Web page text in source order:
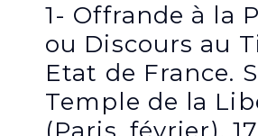
1- Offrande à la
ou Discours au
Etat de France.
Temple de la